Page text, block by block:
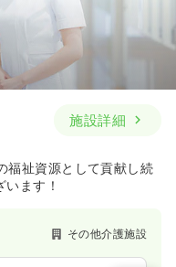
施設詳細
福祉資源として貢献し続
ます！
その他介護施設